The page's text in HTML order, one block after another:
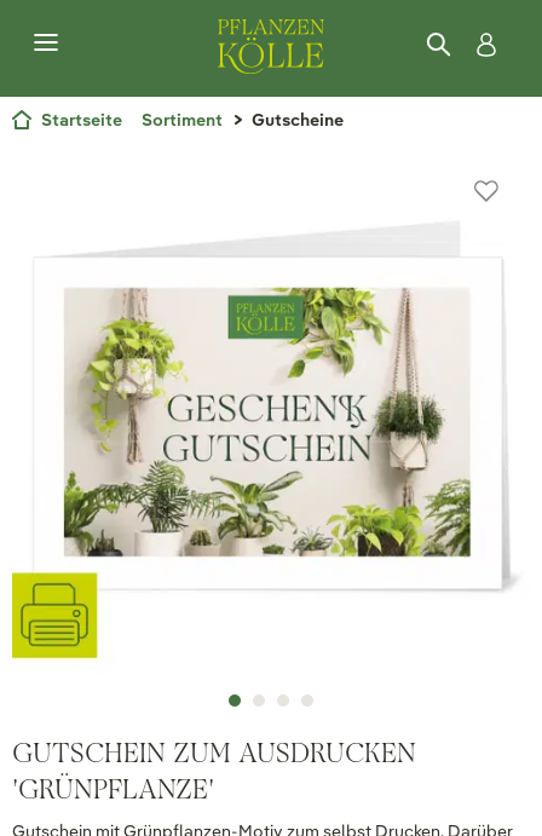
Startseite Sortiment Gutscheine
GUTSCHEIN ZUM AUSDRUCKEN
'GRÜNPFLANZE'
Gutschein mit Grünpflanzen-Motiv zum selbst Drucken. Darüber